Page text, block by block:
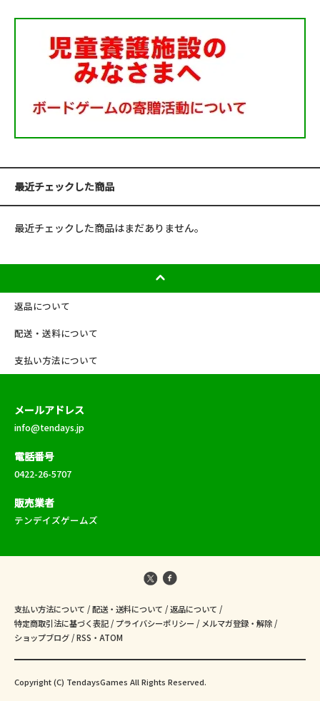
最近チェックした商品
最近チェックした商品はまだありません。
返品について
配送・送料について
支払い方法について
メールアドレス
info@tendays.jp
電話番号
0422-26-5707
販売業者
テンデイズゲームズ
支払い方法について /配送・送料について /返品について /
特定商取引法に基づく表記/ プライバシーポリシー/ メルマガ登録・解除/
ショップブログ/RSS ・ ATOM
Copyright (C) TendaysGames All Rights Reserved.